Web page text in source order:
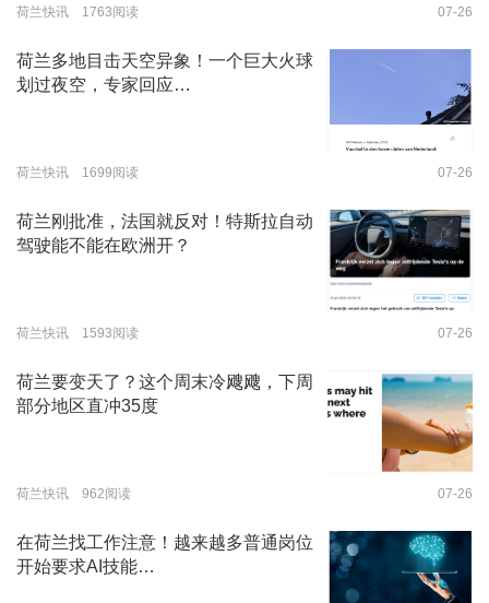
荷兰快讯 1763阅读 07-26
荷兰多地目击天空异象！一个巨大火球
划过夜空，专家回应…
荷兰快讯 1699阅读 07-26
荷兰刚批准，法国就反对！特斯拉自动
驾驶能不能在欧洲开？
荷兰快讯 1593阅读 07-26
荷兰要变天了？这个周末冷飕飕，下周
部分地区直冲35度
荷兰快讯 962阅读 07-26
在荷兰找工作注意！越来越多普通岗位
开始要求AI技能…